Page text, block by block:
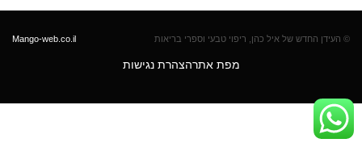
© העידן החדש של איל כהן, ריפוי טבעי וספרי בריאות Mango-web.co.il
מפת אתרהצהרת נגישות